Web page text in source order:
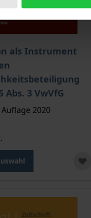
Produktoption auf
als Instrument
Abs. 3 VwVfG
Titels richtet
2020